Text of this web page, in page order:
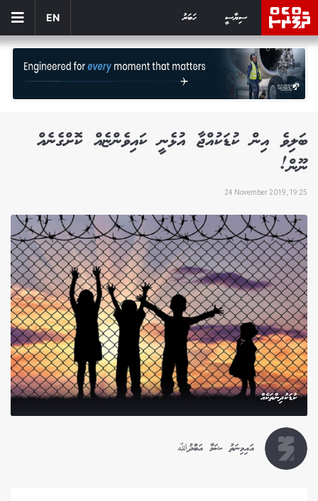
ސިޔާސީ ހަބަރު EN
ބަލިވެ އިން ކުޑަކުއްޖާ އުޅެނީ ކައިވެންޏެއް ކޮށްގެނެއް
ނޫން!
24 November 2019, 19:25
ކުޑަކުދިންތަކެއް
އައިމިނަތު ޝަމާ އަބްދުﷲ